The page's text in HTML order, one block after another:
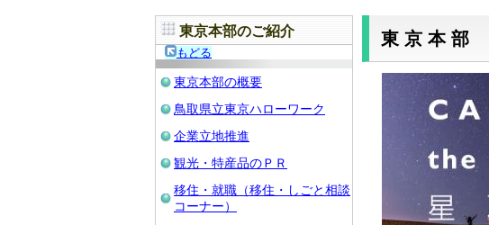
東京本部のご紹介
もどる
東京本部の概要
鳥取県立東京ハローワーク
企業立地推進
観光・特産品のＰＲ
移住・就職（移住・しごと相談
コーナー）
東京本部